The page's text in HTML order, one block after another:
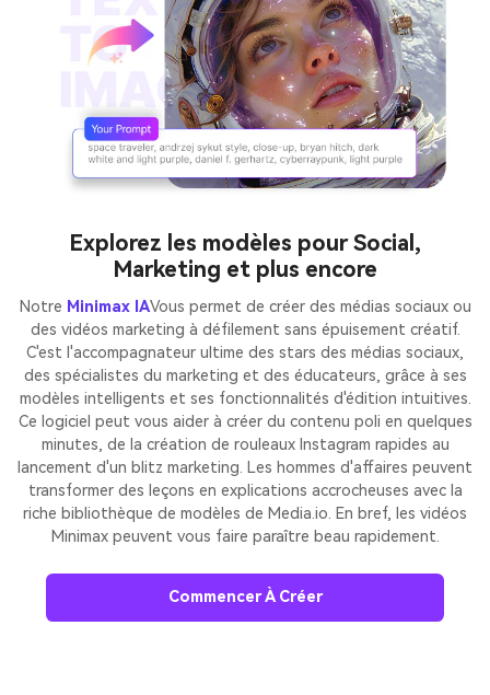
Explorez les modèles pour Social,
Marketing et plus encore
Notre Minimax IAVous permet de créer des médias sociaux ou
des vidéos marketing à défilement sans épuisement créatif.
C'est l'accompagnateur ultime des stars des médias sociaux,
des spécialistes du marketing et des éducateurs, grâce à ses
modèles intelligents et ses fonctionnalités d'édition intuitives.
Ce logiciel peut vous aider à créer du contenu poli en quelques
minutes, de la création de rouleaux Instagram rapides au
lancement d'un blitz marketing. Les hommes d'affaires peuvent
transformer des leçons en explications accrocheuses avec la
riche bibliothèque de modèles de Media.io. En bref, les vidéos
Minimax peuvent vous faire paraître beau rapidement.
Commencer À Créer